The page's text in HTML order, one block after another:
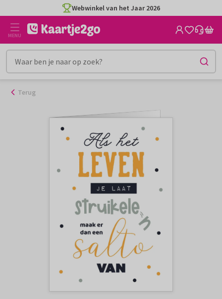
naar
inhoud
Webwinkel van het Jaar 2026
MENU
Terug